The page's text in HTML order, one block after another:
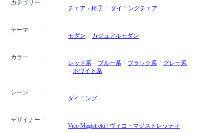
カテゴリー
チェア・椅子
ダイニングチェア
テーマ
モダン
カジュアルモダン
カラー
レッド系
ブルー系 ブラック系
グレー系
ホワイト系
シーン
ダイニング
デザイナー
Vico Magistretti / ヴィコ・マジストレッティ